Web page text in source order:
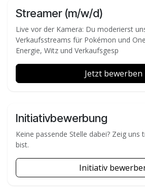
Streamer (m/w/d)
Live vor der Kamera: Du moderierst
Verkaufsstreams für Pokémon und
Energie, Witz und Verkaufsgesp
Jetzt bewerben
Initiativbewerbung
Keine passende Stelle dabei? Zeig uns
bist.
Initiativ